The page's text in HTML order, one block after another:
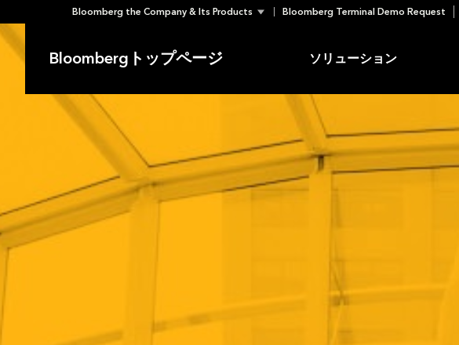
to
content
Bloomberg the Company & Its Products Bloomberg Terminal Demo Request
Bloombergトップページ ソリューション